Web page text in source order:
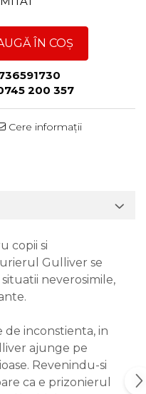
ÎN COȘ
200 357
Cere informații
copii si
Gulliver se
neverosimile,
inconstienta, in
ajunge pe
Revenindu-si
ca e prizonierul